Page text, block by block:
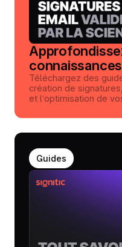
connaissances
Téléchargez des
création de
et l’optimisation de
Guides